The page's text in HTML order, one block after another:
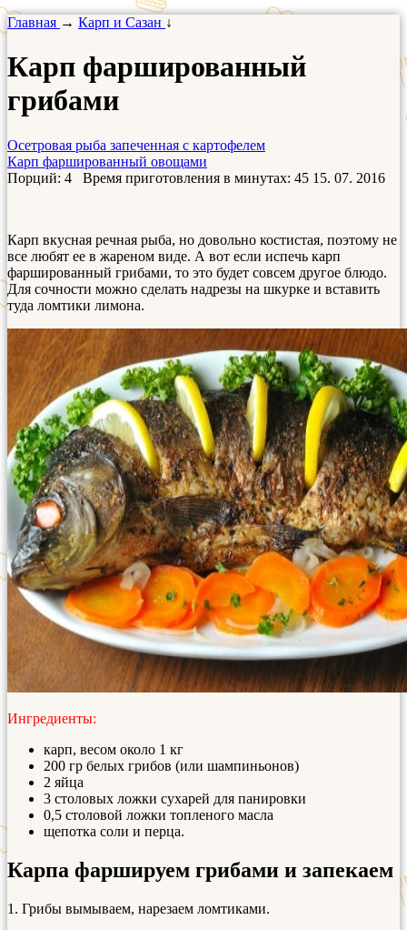
Главная → Карп и Сазан ↓
Карп фаршированный
грибами
Осетровая рыба запеченная с картофелем
Карп фаршированный овощами
Порций: 4 Время приготовления в минутах: 45 15. 07. 2016
Карп вкусная речная рыба, но довольно костистая, поэтому не
все любят ее в жареном виде. А вот если испечь карп
фаршированный грибами, то это будет совсем другое блюдо.
Для сочности можно сделать надрезы на шкурке и вставить
туда ломтики лимона.
Ингредиенты:
карп, весом около 1 кг
200 гр белых грибов (или шампиньонов)
2 яйца
3 столовых ложки сухарей для панировки
0,5 столовой ложки топленого масла
щепотка соли и перца.
Карпа фаршируем грибами и запекаем
1. Грибы вымываем, нарезаем ломтиками.